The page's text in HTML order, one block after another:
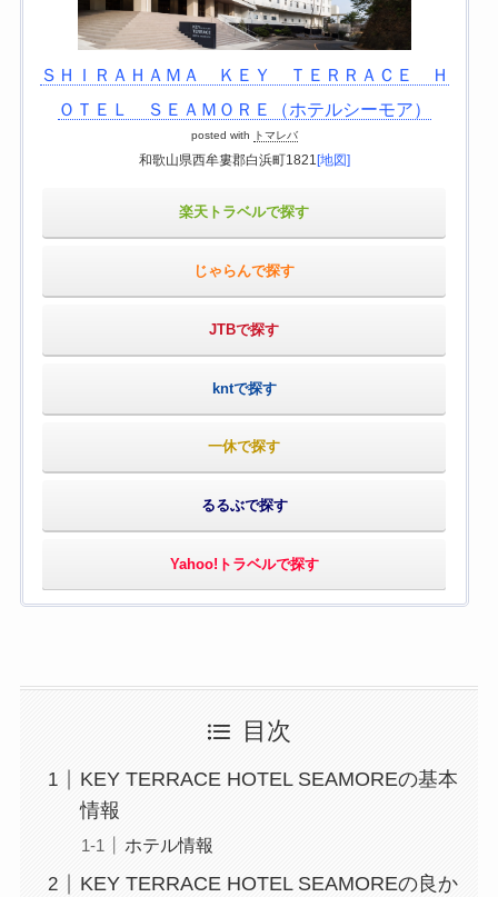
ＳＨＩＲＡＨＡＭＡ ＫＥＹ ＴＥＲＲＡＣＥ Ｈ
ＯＴＥＬ ＳＥＡＭＯＲＥ（ホテルシーモア）
posted with トマレバ
和歌山県西牟婁郡白浜町1821 [地図]
楽天トラベルで探す
じゃらんで探す
JTBで探す
kntで探す
一休で探す
るるぶで探す
Yahoo!トラベルで探す
目次
KEY TERRACE HOTEL SEAMOREの基本
情報
ホテル情報
KEY TERRACE HOTEL SEAMOREの良か